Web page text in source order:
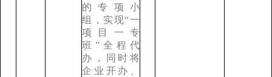
的专项小
组，实现“一
项目一专
班”全程代
办，同时将
企业开办、